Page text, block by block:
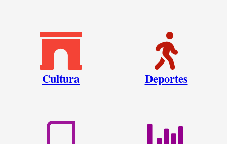
Cultura Deportes